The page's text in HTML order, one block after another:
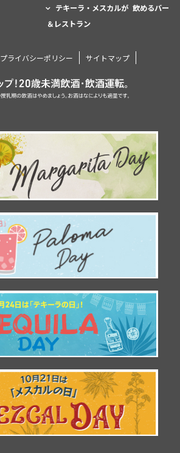
テキーラ・メスカルが 飲めるバー
＆レストラン
プライバシーポリシー サイトマップ